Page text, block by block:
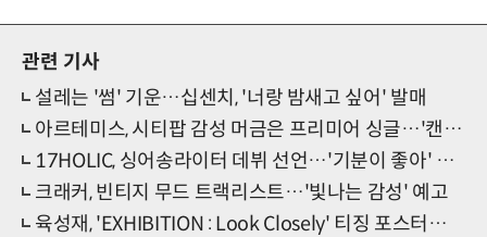
관련 기사
설레는 '썸' 기운…십센치, '너랑 밤새고 싶어' 발매
아르테미스, 시티팝 감성 머금은 프리미어 싱글…'캔디 크러시' 발매!
17HOLIC, 싱어송라이터 데뷔 선언…'기분이 좋아' 발매
크래커, 빈티지 무드 트랙리스트…'빛나는 감성' 예고
육성재, 'EXHIBITION : Look Closely' 티징 포스터→솔로 컴백 카운트다운